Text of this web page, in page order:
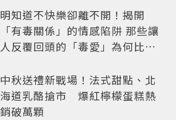
明知道不快樂卻離不開！揭開
「有毒關係」的情感陷阱 那些讓
人反覆回頭的「毒愛」為何比菸
中秋送禮新戰場！法式甜點、北
海道乳酪搶市 爆紅檸檬蛋糕熱
銷破萬顆